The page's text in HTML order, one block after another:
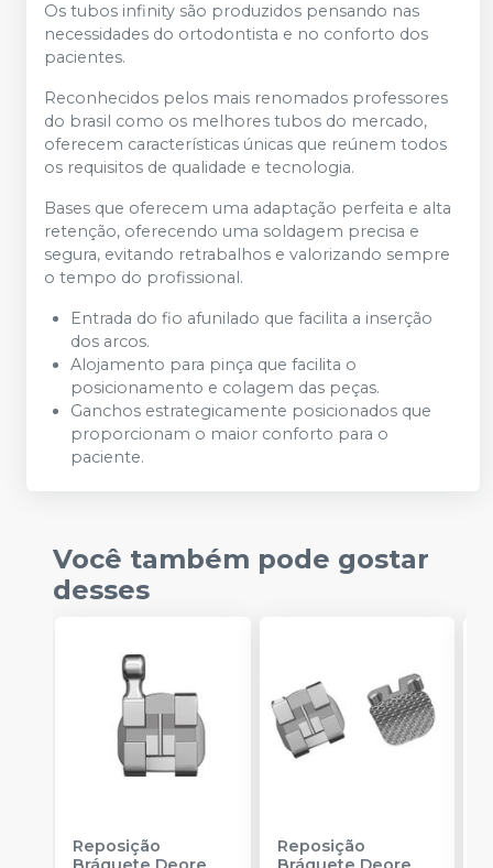
Os tubos infinity são produzidos pensando nas
necessidades do ortodontista e no conforto dos
pacientes.
Reconhecidos pelos mais renomados professores
do brasil como os melhores tubos do mercado,
oferecem características únicas que reúnem todos
os requisitos de qualidade e tecnologia.
Bases que oferecem uma adaptação perfeita e alta
retenção, oferecendo uma soldagem precisa e
segura, evitando retrabalhos e valorizando sempre
o tempo do profissional.
Entrada do fio afunilado que facilita a inserção
dos arcos.
Alojamento para pinça que facilita o
posicionamento e colagem das peças.
Ganchos estrategicamente posicionados que
proporcionam o maior conforto para o
paciente.
Você também pode gostar
desses
Reposição
Reposição